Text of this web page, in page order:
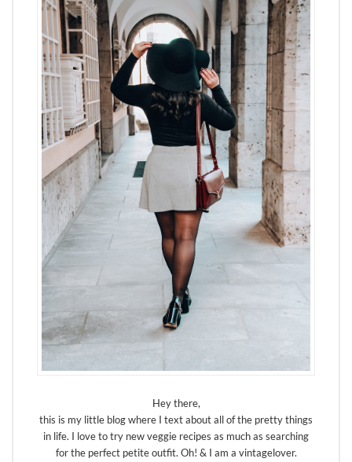
Hey there,
this is my little blog where I text about all of the pretty things
in life. I love to try new veggie recipes as much as searching
for the perfect petite outfit. Oh! & I am a vintagelover.